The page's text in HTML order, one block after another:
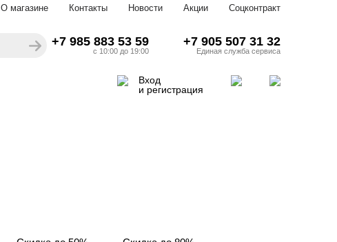
О магазине Контакты Новости Акции Соцконтракт
+7 985 883 53 59
с 10:00 до 19:00
+7 905 507 31 32
Единая служба сервиса
Вход
и регистрация